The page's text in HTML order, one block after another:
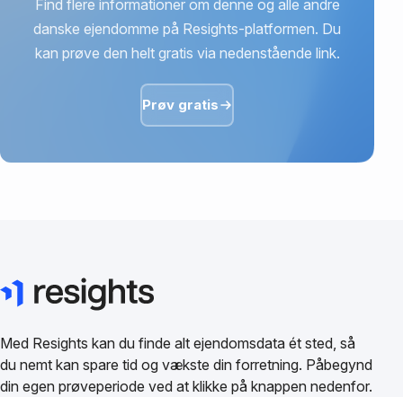
Find flere informationer om denne og alle andre
danske ejendomme på Resights-platformen. Du
kan prøve den helt gratis via nedenstående link.
Prøv gratis
Med Resights kan du finde alt ejendomsdata ét sted, så
du nemt kan spare tid og vækste din forretning. Påbegynd
din egen prøveperiode ved at klikke på knappen nedenfor.